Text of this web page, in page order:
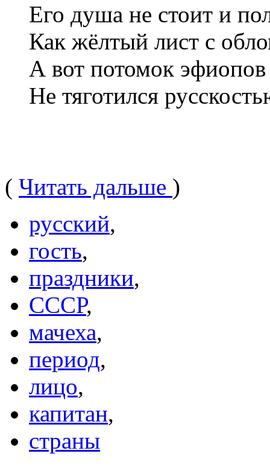
Его душа не стоит и
Как жёлтый лист с
А вот потомок
Не тяготился
( Читать дальше )
русский,
гость,
праздники,
СССР,
мачеха,
период,
лицо,
капитан,
страны